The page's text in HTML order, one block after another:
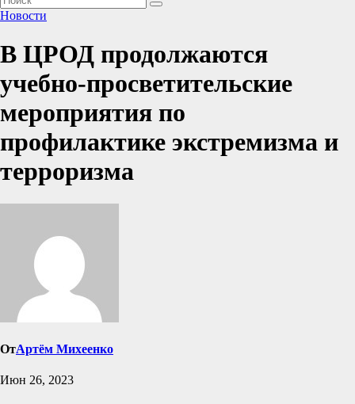
Новости
В ЦРОД продолжаются
учебно-просветительские
мероприятия по
профилактике экстремизма и
терроризма
ОтАртём Михеенко
Июн 26, 2023